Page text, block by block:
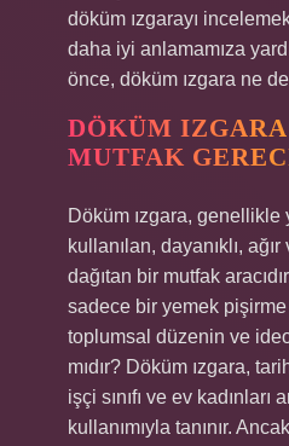
döküm ızgarayı
daha iyi anlamamıza
önce, döküm ızgara ne
DÖKÜM
MUTFAK
Döküm ızgara,
kullanılan, dayanıklı, ağır
dağıtan bir mutfak
sadece bir yemek pişirme
toplumsal düzenin ve
mıdır? Döküm ızgara,
işçi sınıfı ve ev kadınları
kullanımıyla tanınır.